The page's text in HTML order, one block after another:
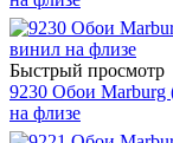
Быстрый просмотр
9230 Обои Marburg
на флизе